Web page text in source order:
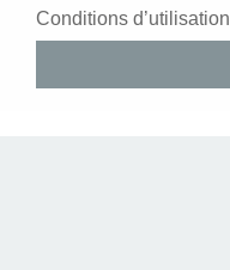
Conditions d’utilisation